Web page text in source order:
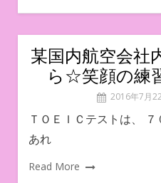
某国内航空会社
ら☆笑顔の練
2016年7月
ＴＯＥＩＣテストは、
あれ
Read More